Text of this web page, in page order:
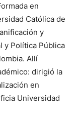
en
Católica de
y
y Política Pública
Allí
dirigió la
en
Universidad